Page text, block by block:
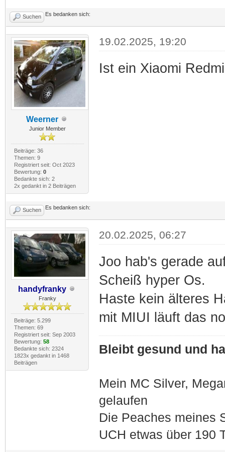
Suchen Es bedanken sich:
Weerner
Junior Member
Beiträge: 36
Themen: 9
Registriert seit: Oct 2023
Bewertung: 0
Bedankte sich: 2
2x gedankt in 2 Beiträgen
19.02.2025, 19:20
Ist ein Xiaomi
Suchen Es bedanken sich:
handyfranky
Franky
Beiträge: 5.299
Themen: 69
Registriert seit: Sep 2003
Bewertung: 58
Bedankte sich: 2324
1823x gedankt in 1468
Beiträgen
20.02.2025, 06:27
Joo hab's gerade
Scheiß hyper Os.
Haste kein älteres
mit MIUI läuft das
Bleibt gesund und
Mein MC Silver,
gelaufen
Die Peaches meines
UCH etwas über 190